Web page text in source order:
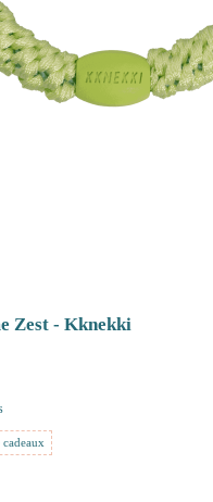
Zest - Kknekki